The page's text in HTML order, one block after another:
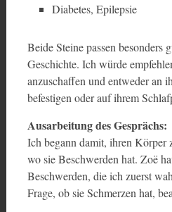
Diabetes, Epilepsie
Beide Steine passen besonders
Geschichte. Ich würde
anzuschaffen und entweder an
befestigen oder auf ihrem
Ausarbeitung des Gesprächs:
Ich begann damit, ihren Körper
wo sie Beschwerden hat. Zoë
Beschwerden, die ich zuerst
Frage, ob sie Schmerzen hat,